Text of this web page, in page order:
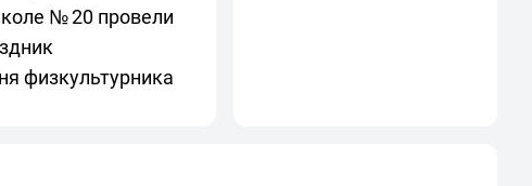
№ 20 провели
физкультурника